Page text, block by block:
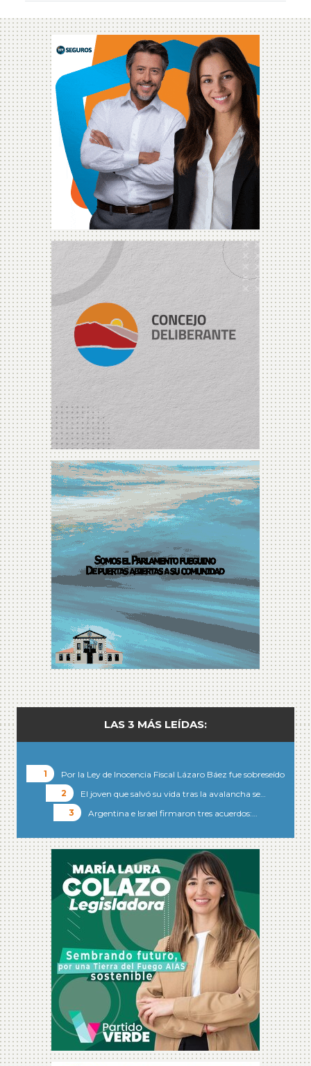
LAS 3 MÁS LEÍDAS:
Por la Ley de Inocencia Fiscal Lázaro Báez fue sobreseído
El joven que salvó su vida tras la avalancha se…
Argentina e Israel firmaron tres acuerdos:…